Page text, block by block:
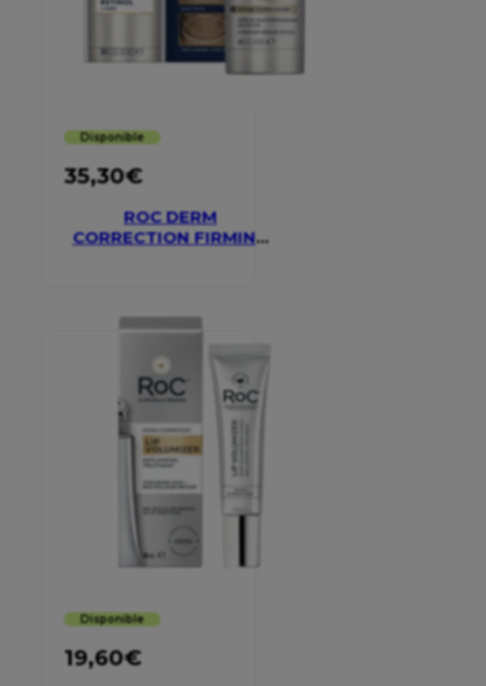
Disponible
35,30€
ROC DERM
CORRECTION FIRMING
Disponible
19,60€